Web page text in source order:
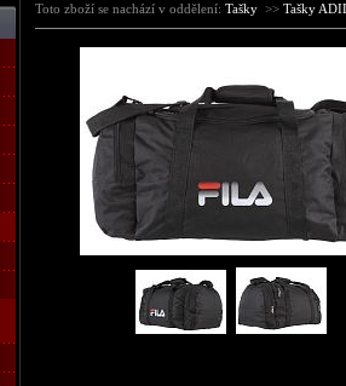
Toto zboží se nachází v oddělení: Tašky >> Tašky